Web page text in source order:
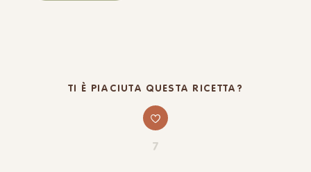
TI È PIACIUTA QUESTA RICETTA?
7